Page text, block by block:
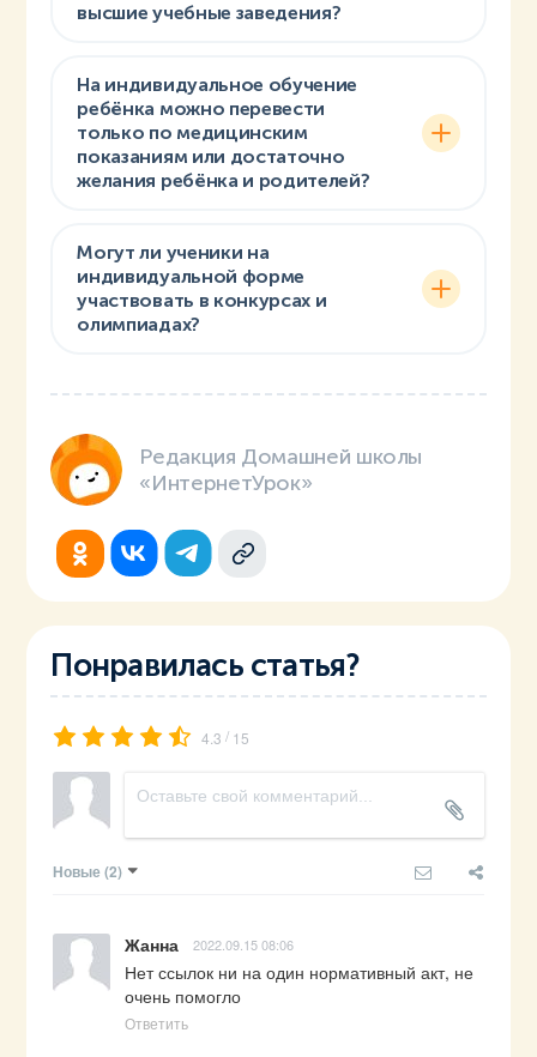
высшие учебные заведения?
На индивидуальное обучение
ребёнка можно перевести
только по медицинским
показаниям или достаточно
желания ребёнка и родителей?
Могут ли ученики на
индивидуальной форме
участвовать в конкурсах и
олимпиадах?
Редакция Домашней школы
«ИнтернетУрок»
Понравилась статья?
4.3 / 15
Новые (2)
Жанна 2022.09.15 08:06
Нет ссылок ни на один нормативный акт, не
очень помогло
Ответить